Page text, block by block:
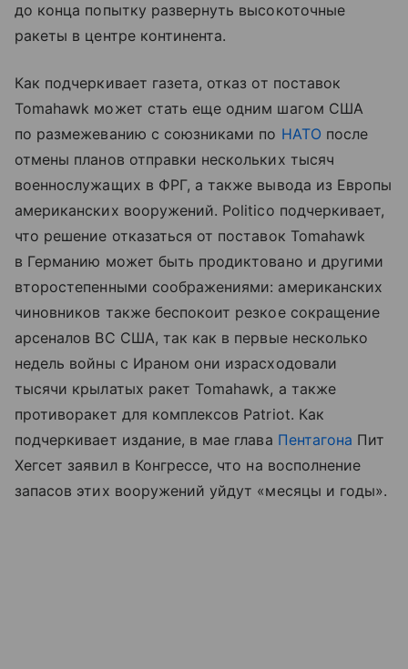
до конца попытку развернуть высокоточные
ракеты в центре континента.
Как подчеркивает газета, отказ от поставок
Tomahawk может стать еще одним шагом США
по размежеванию с союзниками по НАТО после
отмены планов отправки нескольких тысяч
военнослужащих в ФРГ, а также вывода из Европы
американских вооружений. Politico подчеркивает,
что решение отказаться от поставок Tomahawk
в Германию может быть продиктовано и другими
второстепенными соображениями: американских
чиновников также беспокоит резкое сокращение
арсеналов ВС США, так как в первые несколько
недель войны с Ираном они израсходовали
тысячи крылатых ракет Tomahawk, а также
противоракет для комплексов Patriot. Как
подчеркивает издание, в мае глава Пентагона Пит
Хегсет заявил в Конгрессе, что на восполнение
запасов этих вооружений уйдут «месяцы и годы».